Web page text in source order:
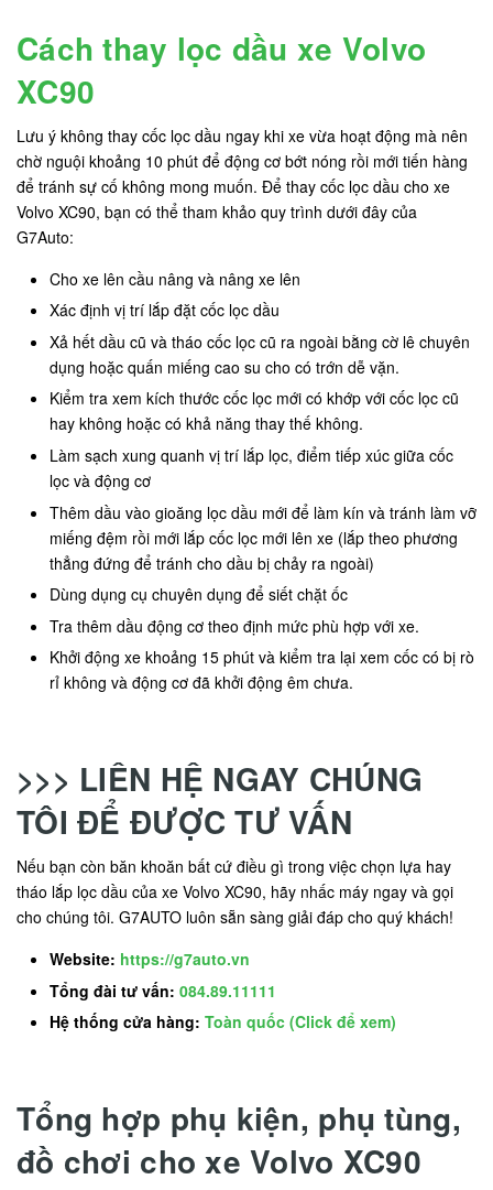
Cách thay lọc dầu xe Volvo
XC90
Lưu ý không thay cốc lọc dầu ngay khi xe vừa hoạt động mà nên
chờ nguội khoảng 10 phút để động cơ bớt nóng rồi mới tiến hàng
để tránh sự cố không mong muốn. Để thay cốc lọc dầu cho xe
Volvo XC90, bạn có thể tham khảo quy trình dưới đây của
G7Auto:
Cho xe lên cầu nâng và nâng xe lên
Xác định vị trí lắp đặt cốc lọc dầu
Xả hết dầu cũ và tháo cốc lọc cũ ra ngoài bằng cờ lê chuyên
dụng hoặc quấn miếng cao su cho có trớn dễ vặn.
Kiểm tra xem kích thước cốc lọc mới có khớp với cốc lọc cũ
hay không hoặc có khả năng thay thế không.
Làm sạch xung quanh vị trí lắp lọc, điểm tiếp xúc giữa cốc
lọc và động cơ
Thêm dầu vào gioăng lọc dầu mới để làm kín và tránh làm vỡ
miếng đệm rồi mới lắp cốc lọc mới lên xe (lắp theo phương
thẳng đứng để tránh cho dầu bị chảy ra ngoài)
Dùng dụng cụ chuyên dụng để siết chặt ốc
Tra thêm dầu động cơ theo định mức phù hợp với xe.
Khởi động xe khoảng 15 phút và kiểm tra lại xem cốc có bị rò
rỉ không và động cơ đã khởi động êm chưa.
>>> LIÊN HỆ NGAY CHÚNG
TÔI ĐỂ ĐƯỢC TƯ VẤN
Nếu bạn còn băn khoăn bất cứ điều gì trong việc chọn lựa hay
tháo lắp lọc dầu của xe Volvo XC90, hãy nhấc máy ngay và gọi
cho chúng tôi. G7AUTO luôn sẵn sàng giải đáp cho quý khách!
Website: https://g7auto.vn
Tổng đài tư vấn: 084.89.11111
Hệ thống cửa hàng: Toàn quốc (Click để xem)
Tổng hợp phụ kiện, phụ tùng,
đồ chơi cho xe Volvo XC90